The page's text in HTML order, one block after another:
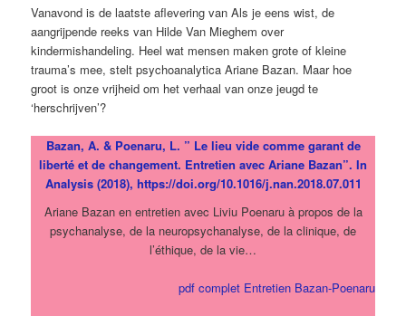
Vanavond is de laatste aflevering van Als je eens wist, de
aangrijpende reeks van Hilde Van Mieghem over
kindermishandeling. Heel wat mensen maken grote of kleine
trauma’s mee, stelt psychoanalytica Ariane Bazan. Maar hoe
groot is onze vrijheid om het verhaal van onze jeugd te
‘herschrijven’?
Bazan, A. & Poenaru, L. ” Le lieu vide comme garant de
liberté et de changement. Entretien avec Ariane Bazan”. In
Analysis (2018), https://doi.org/10.1016/j.nan.2018.07.011
Ariane Bazan en entretien avec Liviu Poenaru à propos de la
psychanalyse, de la neuropsychanalyse, de la clinique, de
l’éthique, de la vie…
pdf complet Entretien Bazan-Poenaru